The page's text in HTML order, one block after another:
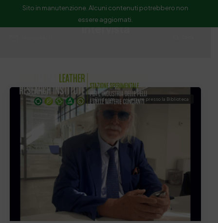
Sito in manutenzione. Alcuni contenuti potrebbero non
essere aggiornati.
Intervista
In Evidenza Letture presso la Biblioteca